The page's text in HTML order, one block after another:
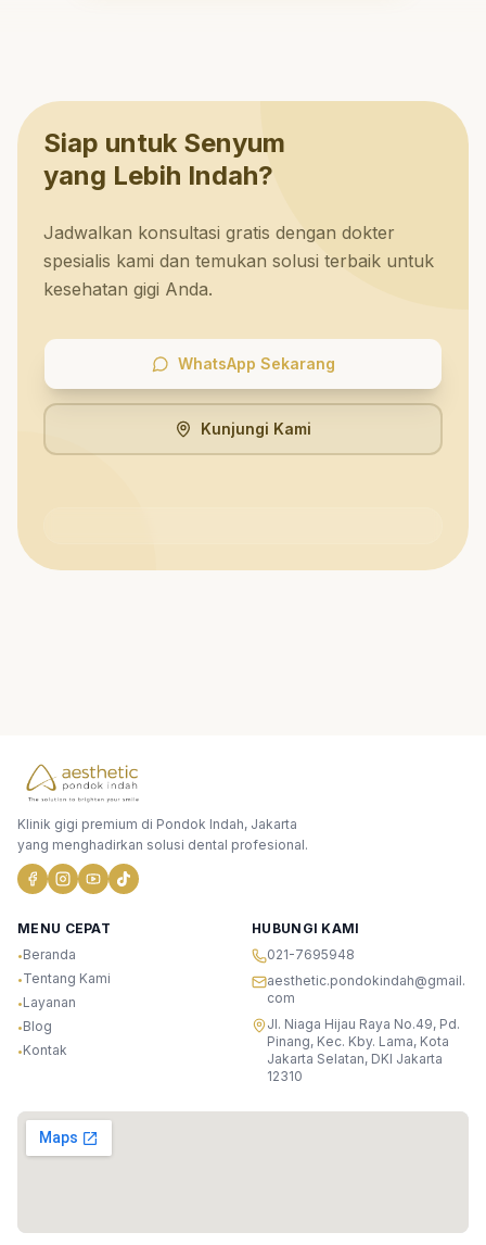
Siap untuk Senyum
yang Lebih Indah?
Jadwalkan konsultasi gratis dengan dokter
spesialis kami dan temukan solusi terbaik untuk
kesehatan gigi Anda.
WhatsApp Sekarang
Kunjungi Kami
Klinik gigi premium di Pondok Indah, Jakarta
yang menghadirkan solusi dental profesional.
MENU CEPAT
•Beranda
•Tentang Kami
•Layanan
•Blog
•Kontak
HUBUNGI KAMI
021-7695948
aesthetic.pondokindah@gmail.
com
Jl. Niaga Hijau Raya No.49, Pd.
Pinang, Kec. Kby. Lama, Kota
Jakarta Selatan, DKI Jakarta
12310